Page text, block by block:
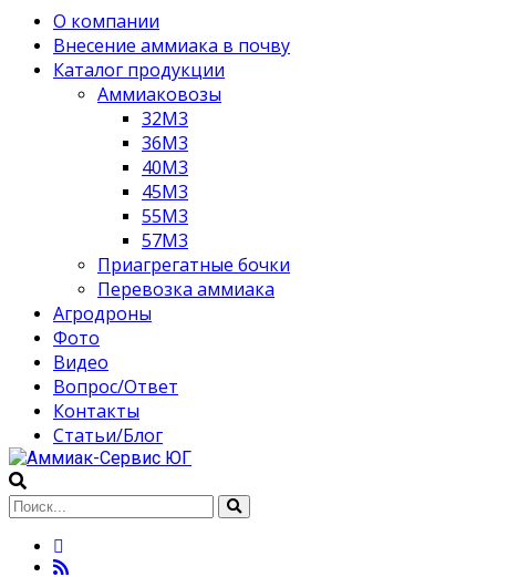
О компании
Внесение аммиака в почву
Каталог продукции
Аммиаковозы
32М3
36М3
40М3
45М3
55М3
57М3
Приагрегатные бочки
Перевозка аммиака
Агродроны
Фото
Видео
Вопрос/Ответ
Контакты
Статьи/Блог